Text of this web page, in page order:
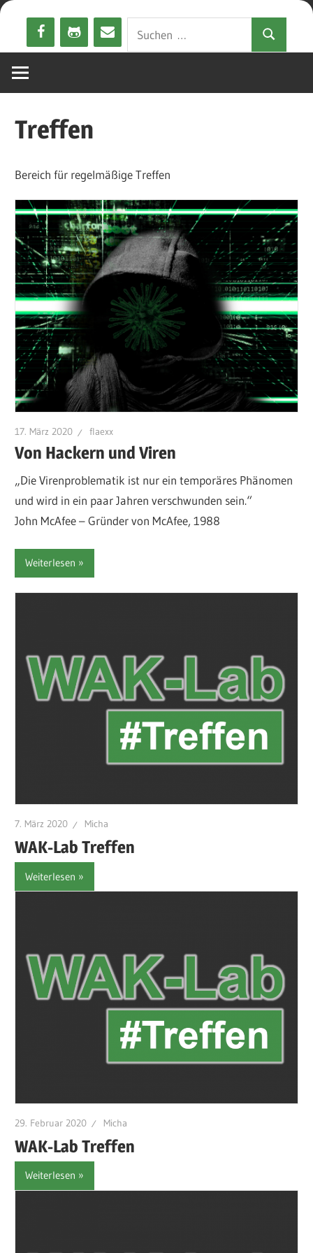
Zum
springen
Suchen
Treffen
Bereich für regelmäßige Treffen
17. März 2020 flaexx
Von Hackern und Viren
„Die Virenproblematik ist nur ein temporäres Phänomen
und wird in ein paar Jahren verschwunden sein.“
John McAfee – Gründer von McAfee, 1988
Weiterlesen
7. März 2020 Micha
WAK-Lab Treffen
Weiterlesen
29. Februar 2020 Micha
WAK-Lab Treffen
Weiterlesen